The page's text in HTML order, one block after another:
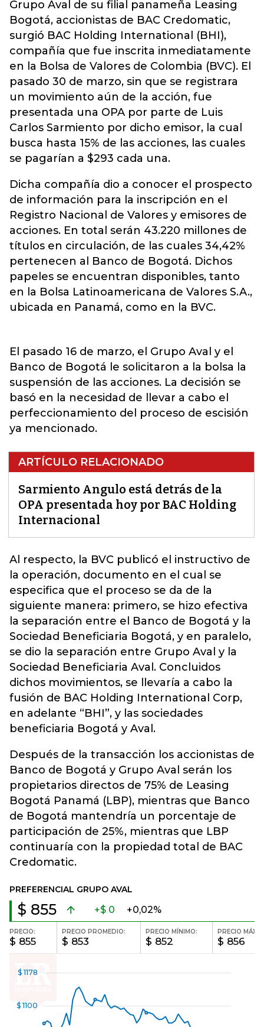
Grupo Aval de su filial panameña Leasing
Bogotá, accionistas de BAC Credomatic,
surgió BAC Holding International (BHI),
compañía que fue inscrita inmediatamente
en la Bolsa de Valores de Colombia (BVC). El
pasado 30 de marzo, sin que se registrara
un movimiento aún de la acción, fue
presentada una OPA por parte de Luis
Carlos Sarmiento por dicho emisor, la cual
busca hasta 15% de las acciones, las cuales
se pagarían a $293 cada una.
Dicha compañía dio a conocer el prospecto
de información para la inscripción en el
Registro Nacional de Valores y emisores de
acciones. En total serán 43.220 millones de
títulos en circulación, de las cuales 34,42%
pertenecen al Banco de Bogotá. Dichos
papeles se encuentran disponibles, tanto
en la Bolsa Latinoamericana de Valores S.A.,
ubicada en Panamá, como en la BVC.
El pasado 16 de marzo, el Grupo Aval y el
Banco de Bogotá le solicitaron a la bolsa la
suspensión de las acciones. La decisión se
basó en la necesidad de llevar a cabo el
perfeccionamiento del proceso de escisión
ya mencionado.
ARTÍCULO RELACIONADO
Sarmiento Angulo está detrás de la
OPA presentada hoy por BAC Holding
Internacional
Al respecto, la BVC publicó el instructivo de
la operación, documento en el cual se
especifica que el proceso se da de la
siguiente manera: primero, se hizo efectiva
la separación entre el Banco de Bogotá y la
Sociedad Beneficiaria Bogotá, y en paralelo,
se dio la separación entre Grupo Aval y la
Sociedad Beneficiaria Aval. Concluidos
dichos movimientos, se llevaría a cabo la
fusión de BAC Holding International Corp,
en adelante “BHI”, y las sociedades
beneficiaria Bogotá y Aval.
Después de la transacción los accionistas de
Banco de Bogotá y Grupo Aval serán los
propietarios directos de 75% de Leasing
Bogotá Panamá (LBP), mientras que Banco
de Bogotá mantendría un porcentaje de
participación de 25%, mientras que LBP
continuaría con la propiedad total de BAC
Credomatic.